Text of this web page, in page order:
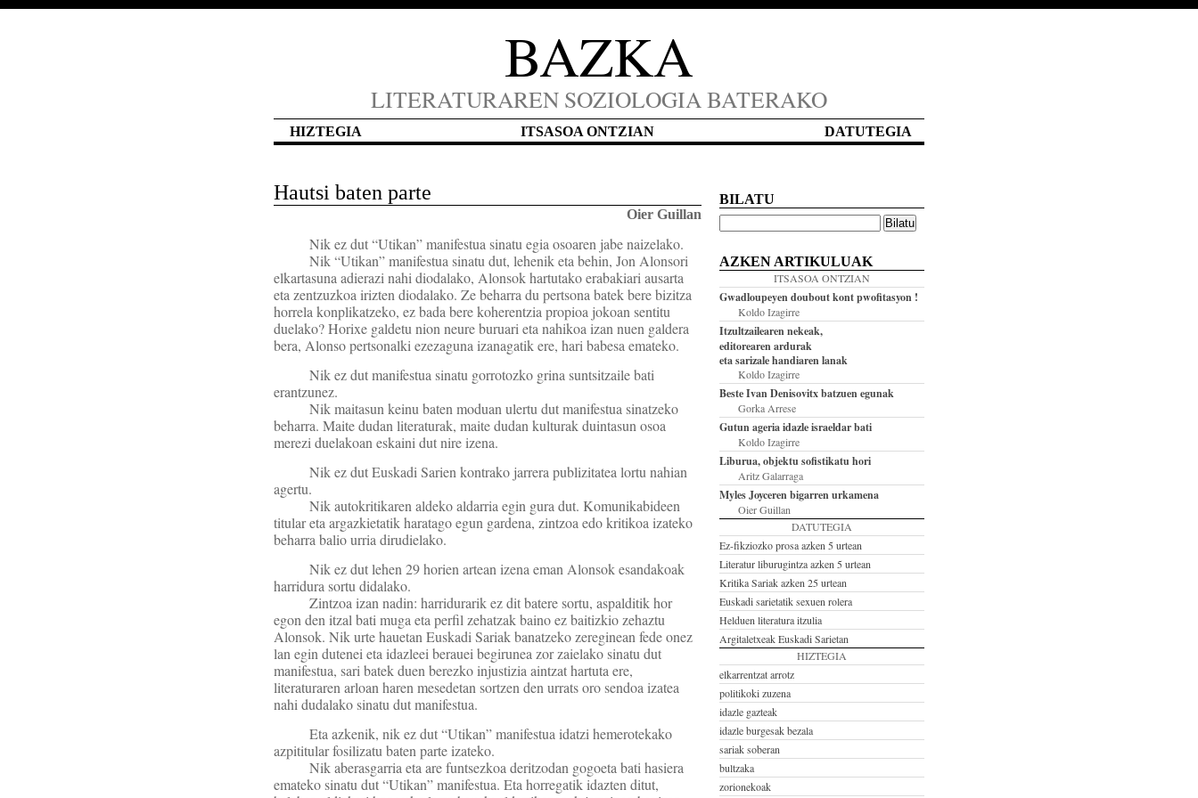
BAZKA
LITERATURAREN SOZIOLOGIA BATERAKO
HIZTEGIA ITSASOA ONTZIAN DATUTEGIA
Hautsi baten parte
Oier Guillan
Nik ez dut “Utikan” manifestua sinatu egia osoaren jabe naizelako.
Nik “Utikan” manifestua sinatu dut, lehenik eta behin, Jon Alonsori
elkartasuna adierazi nahi diodalako, Alonsok hartutako erabakiari ausarta
eta zentzuzkoa irizten diodalako. Ze beharra du pertsona batek bere bizitza
horrela konplikatzeko, ez bada bere koherentzia propioa jokoan sentitu
duelako? Horixe galdetu nion neure buruari eta nahikoa izan nuen galdera
bera, Alonso pertsonalki ezezaguna izanagatik ere, hari babesa emateko.
Nik ez dut manifestua sinatu gorrotozko grina suntsitzaile bati
erantzunez.
Nik maitasun keinu baten moduan ulertu dut manifestua sinatzeko
beharra. Maite dudan literaturak, maite dudan kulturak duintasun osoa
merezi duelakoan eskaini dut nire izena.
Nik ez dut Euskadi Sarien kontrako jarrera publizitatea lortu nahian
agertu.
Nik autokritikaren aldeko aldarria egin gura dut. Komunikabideen
titular eta argazkietatik haratago egun gardena, zintzoa edo kritikoa izateko
beharra balio urria dirudielako.
Nik ez dut lehen 29 horien artean izena eman Alonsok esandakoak
harridura sortu didalako.
Zintzoa izan nadin: harridurarik ez dit batere sortu, aspalditik hor
egon den itzal bati muga eta perfil zehatzak baino ez baitizkio zehaztu
Alonsok. Nik urte hauetan Euskadi Sariak banatzeko zereginean fede onez
lan egin dutenei eta idazleei berauei begirunea zor zaielako sinatu dut
manifestua, sari batek duen berezko injustizia aintzat hartuta ere,
literaturaren arloan haren mesedetan sortzen den urrats oro sendoa izatea
nahi dudalako sinatu dut manifestua.
Eta azkenik, nik ez dut “Utikan” manifestua idatzi hemerotekako
azpititular fosilizatu baten parte izateko.
Nik aberasgarria eta are funtsezkoa deritzodan gogoeta bati hasiera
emateko sinatu dut “Utikan” manifestua. Eta horregatik idazten ditut,
BILATU
AZKEN ARTIKULUAK
ITSASOA ONTZIAN
Gwadloupeyen doubout kont pwofitasyon !
Koldo Izagirre
Itzultzailearen nekeak,
editorearen ardurak
eta sarizale handiaren lanak
Koldo Izagirre
Beste Ivan Denisovitx batzuen egunak
Gorka Arrese
Gutun ageria idazle israeldar bati
Koldo Izagirre
Liburua, objektu sofistikatu hori
Aritz Galarraga
Myles Joyceren bigarren urkamena
Oier Guillan
DATUTEGIA
Ez-fikziozko prosa azken 5 urtean
Literatur liburugintza azken 5 urtean
Kritika Sariak azken 25 urtean
Euskadi sarietatik sexuen rolera
Helduen literatura itzulia
Argitaletxeak Euskadi Sarietan
HIZTEGIA
elkarrentzat arrotz
politikoki zuzena
idazle gazteak
idazle burgesak bezala
sariak soberan
bultzaka
zorionekoak